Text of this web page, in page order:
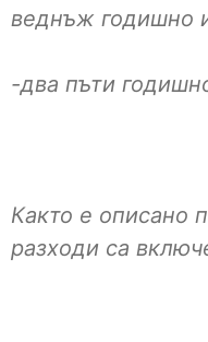
веднъж годишно
-два пъти
Както е описано
разходи са